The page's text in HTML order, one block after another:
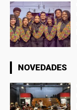
NOVEDADES